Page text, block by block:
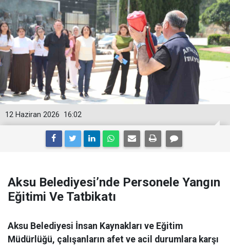
16:02
12 Haziran 2026
Aksu Belediyesi’nde Personele Yangın
Eğitimi Ve Tatbikatı
Aksu Belediyesi İnsan Kaynakları ve Eğitim
Müdürlüğü, çalışanların afet ve acil durumlara karşı